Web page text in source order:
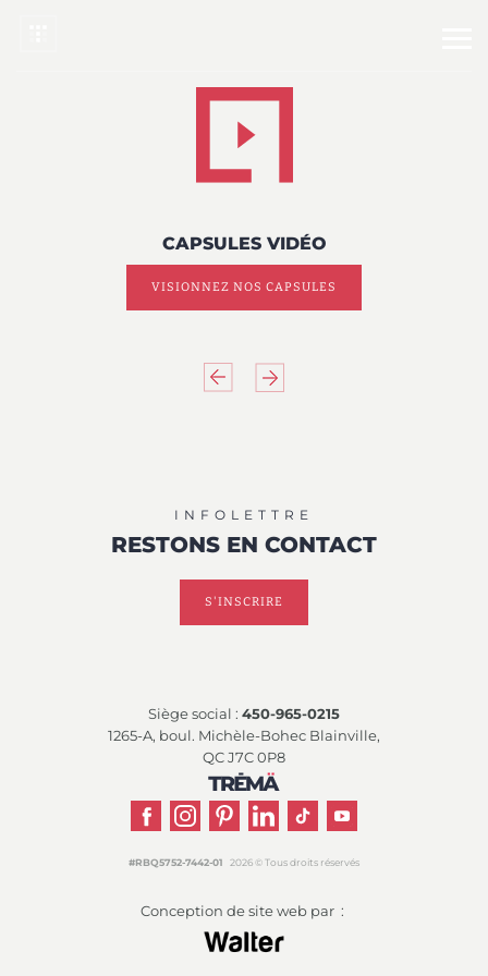
CAPSULES VIDÉO
VISIONNEZ NOS CAPSULES
PreviousNext
INFOLETTRE
RESTONS EN CONTACT
S'INSCRIRE
Siège social : 450-965-0215
1265-A, boul. Michèle-Bohec Blainville,
QC J7C 0P8
#RBQ5752-7442-01 2026 © Tous droits réservés
Conception de site web par :